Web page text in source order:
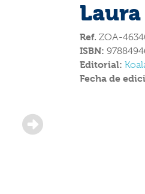
Laura
Ref. ZOA-
ISBN:
Editorial:
Fecha de